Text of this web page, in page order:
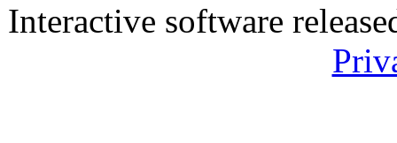
Interactive software